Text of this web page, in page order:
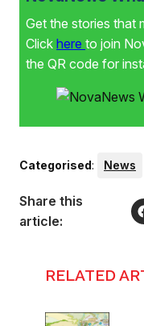
Get the stories that
Click here to join
the QR code for
Categorised: News
Share this
article:
RELATED